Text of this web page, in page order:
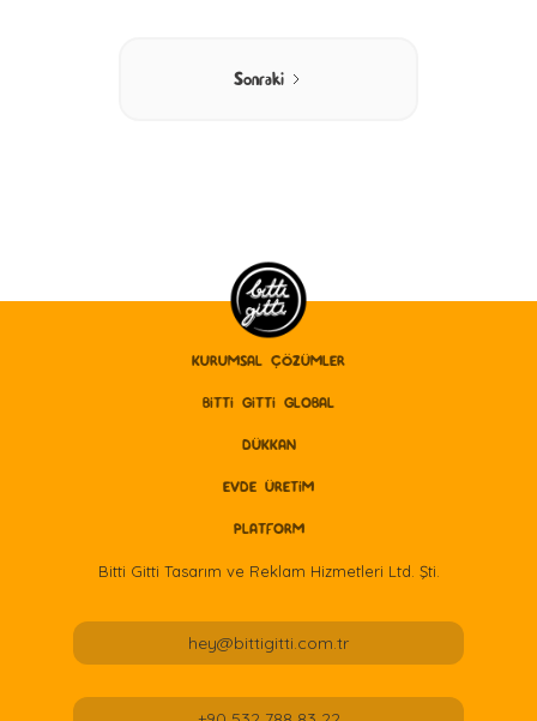
Sonraki
KURUMSAL ÇÖZÜMLER
BITTI GITTI GLOBAL
DÜKKAN
EVDE ÜRETİM
PLATFORM
Bitti Gitti Tasarım ve Reklam Hizmetleri Ltd. Şti.
hey@bittigitti.com.tr